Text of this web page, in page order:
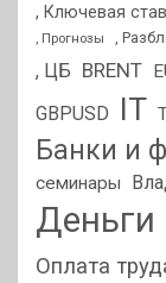
, Ключевая
, Прогнозы ,
, ЦБ BRENT
GBPUSD IT
Банки и
семинары
Деньги
Оплата